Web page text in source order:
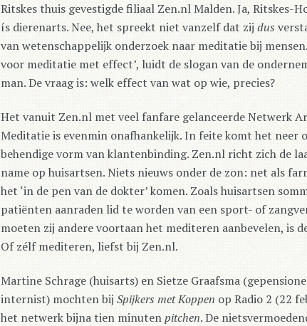
Ritskes thuis gevestigde filiaal Zen.nl Malden. Ja, Ritskes-
ís dierenarts. Nee, het spreekt niet vanzelf dat zij dus
van wetenschappelijk onderzoek naar meditatie bij
voor meditatie met effect’, luidt de slogan van de
man. De vraag is: welk effect van wat op wie, precies?
Het vanuit Zen.nl met veel fanfare gelanceerde Netwerk
Meditatie is evenmin onafhankelijk. In feite komt het neer
behendige vorm van klantenbinding. Zen.nl richt zich de
name op huisartsen. Niets nieuws onder de zon: net als
het ‘in de pen van de dokter’ komen. Zoals huisartsen
patiënten aanraden lid te worden van een sport- of
moeten zij andere voortaan het mediteren aanbevelen, is
Of zélf mediteren, liefst bij Zen.nl.
Martine Schrage (huisarts) en Sietze Graafsma
internist) mochten bij Spijkers met Koppen op Radio 2 (22
het netwerk bijna tien minutenpitchen. De